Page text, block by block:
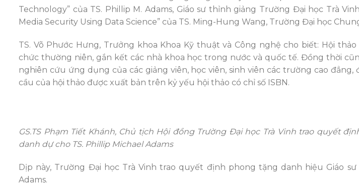
Technology” của TS. Phillip M. Adams, Giáo sư thỉnh giảng Trường Đại học Trà
Media Security Using Data Science” của TS. Ming-Hung Wang, Trường Đại học
TS. Võ Phước Hưng, Trưởng khoa Khoa Kỹ thuật và Công nghệ cho biết: Hội
chức thường niên, gắn kết các nhà khoa học trong nước và quốc tế. Đồng thời
nghiên cứu ứng dụng của các giảng viên, học viên, sinh viên các trường cao đẳng,
cầu của hội thảo được xuất bản trên kỷ yếu hội thảo có chỉ số ISBN.
GS.TS Phạm Tiết Khánh, Chủ tịch Hội đồng Trường Đại học Trà Vinh trao quyết
danh dự cho TS. Phillip Michael Adams
Dịp này, Trường Đại học Trà Vinh trao quyết định phong tặng danh hiệu Giáo sư
Adams.